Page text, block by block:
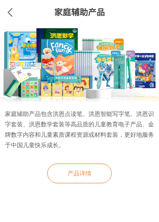
家庭辅助产品
产品详情
家庭辅助产品包含洪恩点读笔、洪恩智能写字笔、洪恩识
字套装、洪恩数学套装等高品质的儿童教育电子产品、金
牌数字内容和儿童素质课程资源或材料套装，更好地服务
于中国儿童快乐成长。